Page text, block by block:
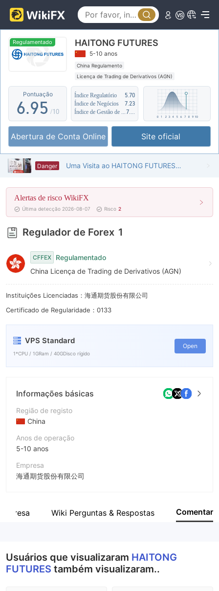
Regulamentado HAITONG FUTURES
5-10 anos
China Regulamento
Licença de Trading de Derivativos (AGN)
Risco potencial alto
Pontuação
1
2
3
5
6
7
8
9
.
4
5
6
8
9
0
1
2
4
5
6
7
8
9
/10
Índice Regulatório
5.70
Índice de Negócios
7.23
Abertura de Conta Online Site oficial
Danger Uma Visita ao HAITONG FUTURES em Hong Kong - Nenhum Escritório Encontrado
Alertas de risco WikiFX
Última detecção 2026-08-07 Risco 2
Regulador de Forex 1
CFFEX
Regulamentado
China Licença de Trading de Derivativos (AGN)
Instituições Licenciadas：海通期货股份有限公司
Certificado de Regularidade：0133
VPS Standard
1*CPU / 1GRam / 40GDisco rígido
Open
Informações básicas
Região de registo
China
Anos de operação
5-10 anos
Empresa
海通期货股份有限公司
Funcionário da empresa
Wiki Perguntas & Respostas Comentar
Usuários que visualizaram HAITONG
FUTURES também visualizaram..